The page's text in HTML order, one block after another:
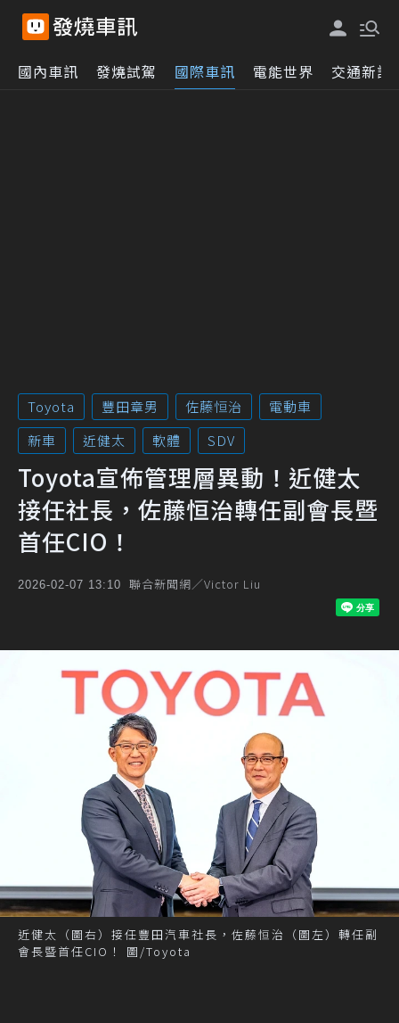
國內車訊 發燒試駕 國際車訊 電能世界 交通新訊
Toyota 豐田章男 佐藤恒治
電動車
新車
近健太 軟體 SDV
Toyota宣佈管理層異動！近健太
接任社長，佐藤恒治轉任副會長暨
首任CIO！
2026-02-07 13:10 聯合新聞網／Victor Liu
近健太（圖右）接任豐田汽車社長，佐藤恒治（圖左）轉任副
會長暨首任CIO！ 圖/Toyota